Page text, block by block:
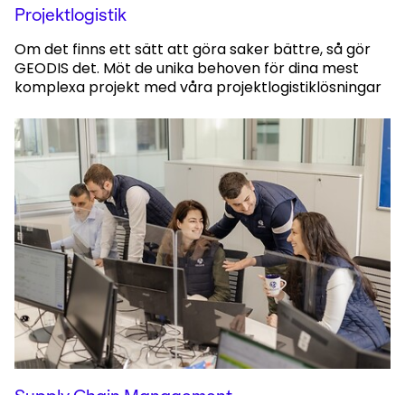
Projektlogistik
Om det finns ett sätt att göra saker bättre, så gör
GEODIS det. Möt de unika behoven för dina mest
komplexa projekt med våra projektlogistiklösningar